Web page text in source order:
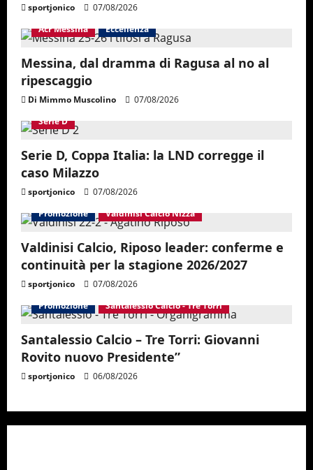
sportjonico
07/08/2026
Acr Messina
Eccellenza
Messina, dal dramma di Ragusa al no al
ripescaggio
Di Mimmo Muscolino
07/08/2026
Serie D
Serie D, Coppa Italia: la LND corregge il
caso Milazzo
sportjonico
07/08/2026
Promozione
Valdinisi Calcio Nizza
Valdinisi Calcio, Riposo leader: conferme e
continuità per la stagione 2026/2027
sportjonico
07/08/2026
Promozione
Santalessio Calcio - Tre Torri
Santalessio Calcio – Tre Torri: Giovanni
Rovito nuovo Presidente”
sportjonico 06/08/2026